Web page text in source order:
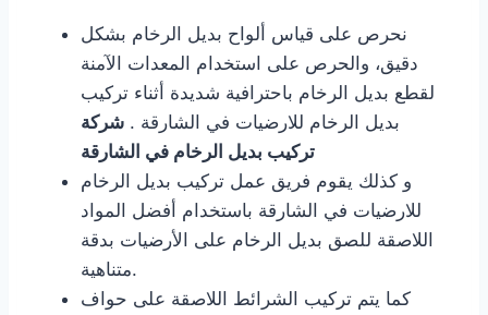
نحرص على قياس ألواح بديل الرخام بشكل
دقيق، والحرص على استخدام المعدات الآمنة
لقطع بديل الرخام باحترافية شديدة أثناء تركيب
بديل الرخام للارضيات في الشارقة . شركة
تركيب بديل الرخام في الشارقة
و كذلك يقوم فريق عمل تركيب بديل الرخام
للارضيات في الشارقة باستخدام أفضل المواد
اللاصقة للصق بديل الرخام على الأرضيات بدقة
متناهية.
كما يتم تركيب الشرائط اللاصقة على حواف